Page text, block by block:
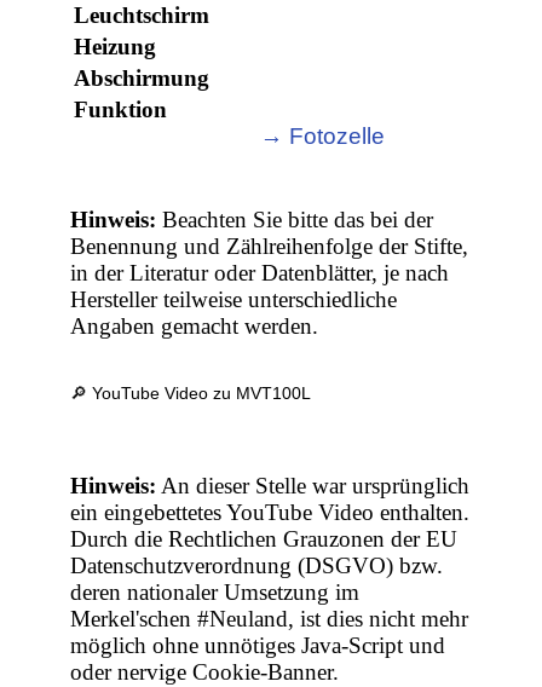
Leuchtschirm
Heizung
Abschirmung
Funktion
→ Fotozelle
Hinweis: Beachten Sie bitte das bei der
Benennung und Zählreihenfolge der Stifte,
in der Literatur oder Datenblätter, je nach
Hersteller teilweise unterschiedliche
Angaben gemacht werden.
🔎 YouTube Video zu MVT100L
Hinweis: An dieser Stelle war ursprünglich
ein eingebettetes YouTube Video enthalten.
Durch die Rechtlichen Grauzonen der EU
Datenschutzverordnung (DSGVO) bzw.
deren nationaler Umsetzung im
Merkel'schen #Neuland, ist dies nicht mehr
möglich ohne unnötiges Java-Script und
oder nervige Cookie-Banner.